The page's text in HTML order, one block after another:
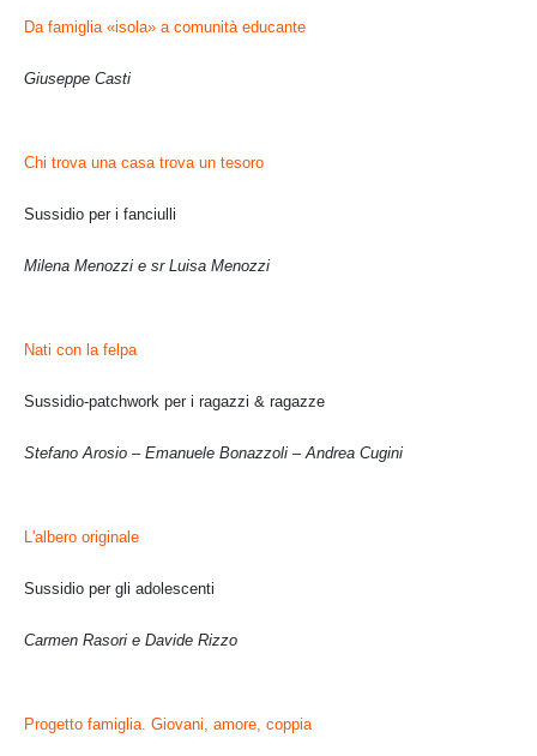
Da famiglia «isola» a comunità educante
Giuseppe Casti
Chi trova una casa trova un tesoro
Sussidio per i fanciulli
Milena Menozzi e sr Luisa Menozzi
Nati con la felpa
Sussidio-patchwork per i ragazzi & ragazze
Stefano Arosio – Emanuele Bonazzoli – Andrea Cugini
L'albero originale
Sussidio per gli adolescenti
Carmen Rasori e Davide Rizzo
Progetto famiglia. Giovani, amore, coppia